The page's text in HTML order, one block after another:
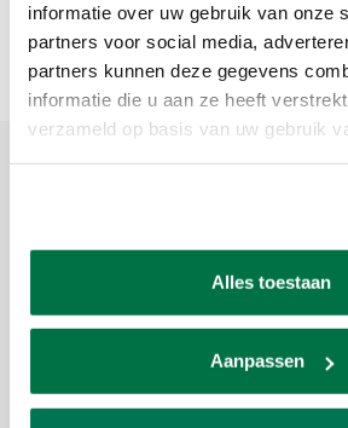
informatie over uw gebruik van onze
partners voor social media,
partners kunnen deze gegevens
informatie die u aan ze heeft
verzameld op basis van uw gebruik
Alles toestaan
Aanpassen
Plum
Sign up for our
Get the latest updates, news and